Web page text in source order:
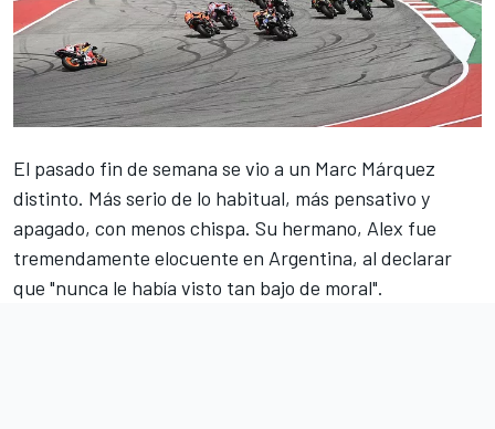
El pasado fin de semana se vio a un Marc Márquez
distinto. Más serio de lo habitual, más pensativo y
apagado, con menos chispa. Su hermano, Alex fue
tremendamente elocuente en Argentina, al declarar
que "nunca le había visto tan bajo de moral".